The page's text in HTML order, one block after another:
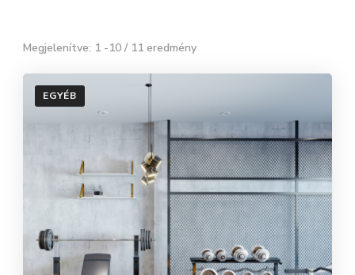
Megjelenítve: 1 -10 / 11 eredmény
EGYÉB